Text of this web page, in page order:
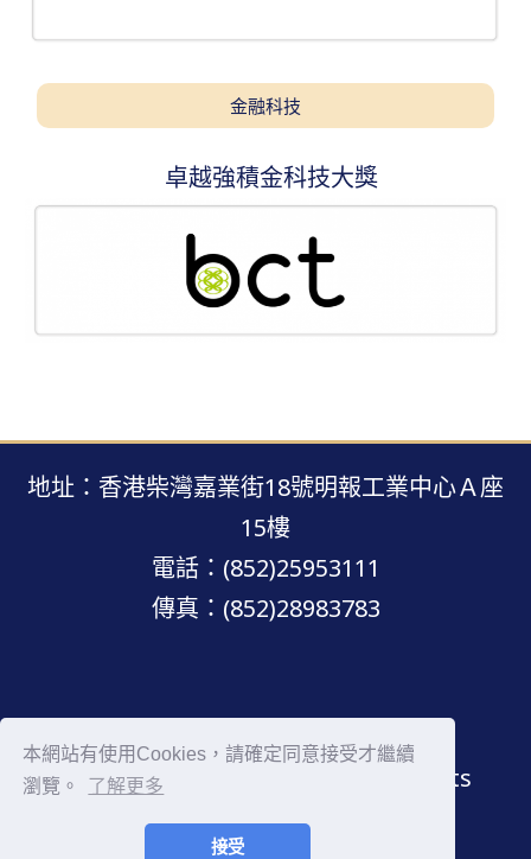
本網站有使用Cookies，請確定同意接受才繼續
瀏覽。
了解更多
接受
金融科技
卓越強積金科技大獎
地址：香港柴灣嘉業街18號明報工業中心Ａ座
15樓
電話：(852)25953111
傳真：(852)28983783
明報網站 · 版權所有 · 不得轉載
Copyright © Mingpao.com All rights
reserved.